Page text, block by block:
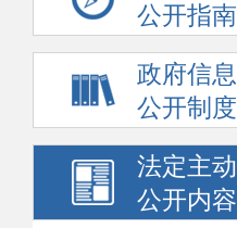
公开指南
政府信息
公开制度
法定主动
公开内容